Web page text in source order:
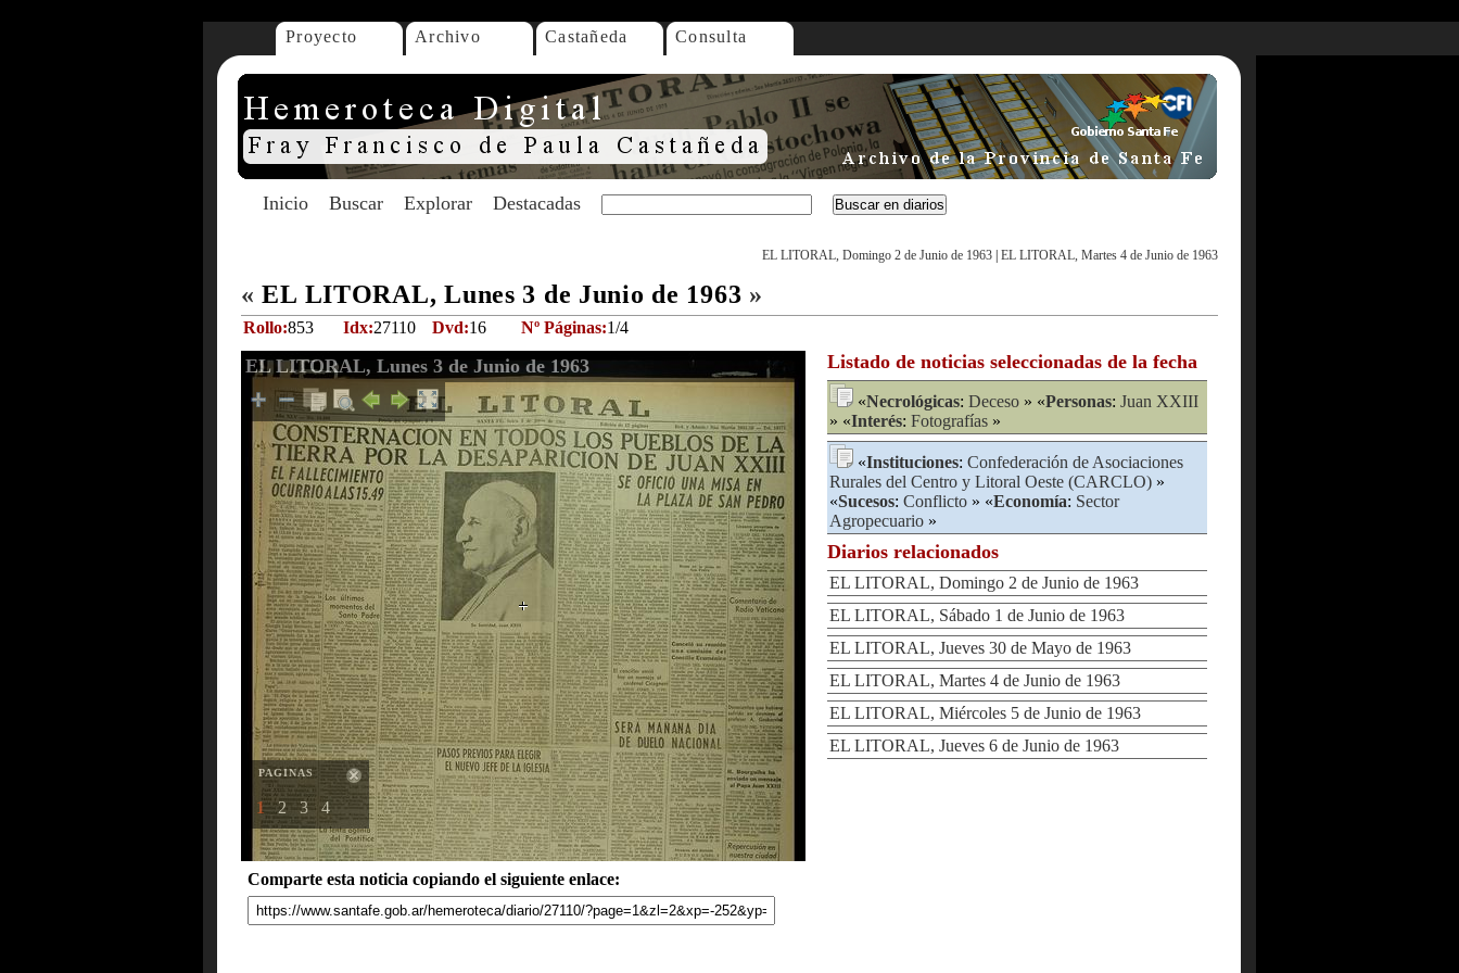
Proyecto Archivo Castañeda Consulta
Inicio Buscar Explorar Destacadas
EL LITORAL, Domingo 2 de Junio de 1963 EL LITORAL, Martes 4 de Junio de 1963
« EL LITORAL, Lunes 3 de Junio de 1963 »
Rollo:853 Idx:27110 Dvd:16 Nº Páginas:1/4
EL LITORAL, Lunes 3 de Junio de 1963
PAGINAS
1 2 3 4
Comparte esta noticia copiando el siguiente enlace:
Listado de noticias seleccionadas de la fecha
«Necrológicas: Deceso » «Personas: Juan XXIII
» «Interés: Fotografías »
«Instituciones: Confederación de Asociaciones
Rurales del Centro y Litoral Oeste (CARCLO) »
«Sucesos: Conflicto » «Economía: Sector
Agropecuario »
Diarios relacionados
EL LITORAL, Domingo 2 de Junio de 1963
EL LITORAL, Sábado 1 de Junio de 1963
EL LITORAL, Jueves 30 de Mayo de 1963
EL LITORAL, Martes 4 de Junio de 1963
EL LITORAL, Miércoles 5 de Junio de 1963
EL LITORAL, Jueves 6 de Junio de 1963